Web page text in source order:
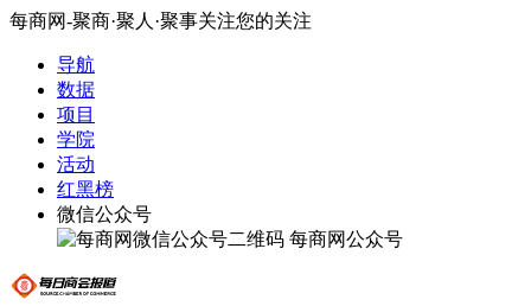
每商网-聚商·聚人·聚事关注您的关注
导航
数据
项目
学院
活动
红黑榜
微信公众号
每商网公众号